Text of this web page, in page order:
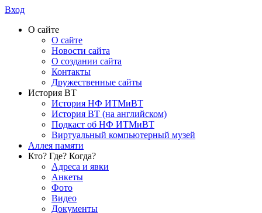
Вход
О сайте
О сайте
Новости сайта
О создании сайта
Контакты
Дружественные сайты
История ВТ
История НФ ИТМиВТ
История ВТ (на английском)
Подкаст об НФ ИТМиВТ
Виртуальный компьютерный музей
Аллея памяти
Кто? Где? Когда?
Адреса и явки
Анкеты
Фото
Видео
Документы